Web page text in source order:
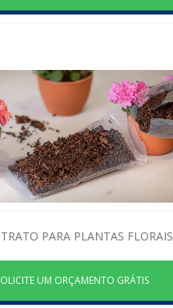
PARA PLANTAS FLORAIS
UM ORÇAMENTO GRÁTIS